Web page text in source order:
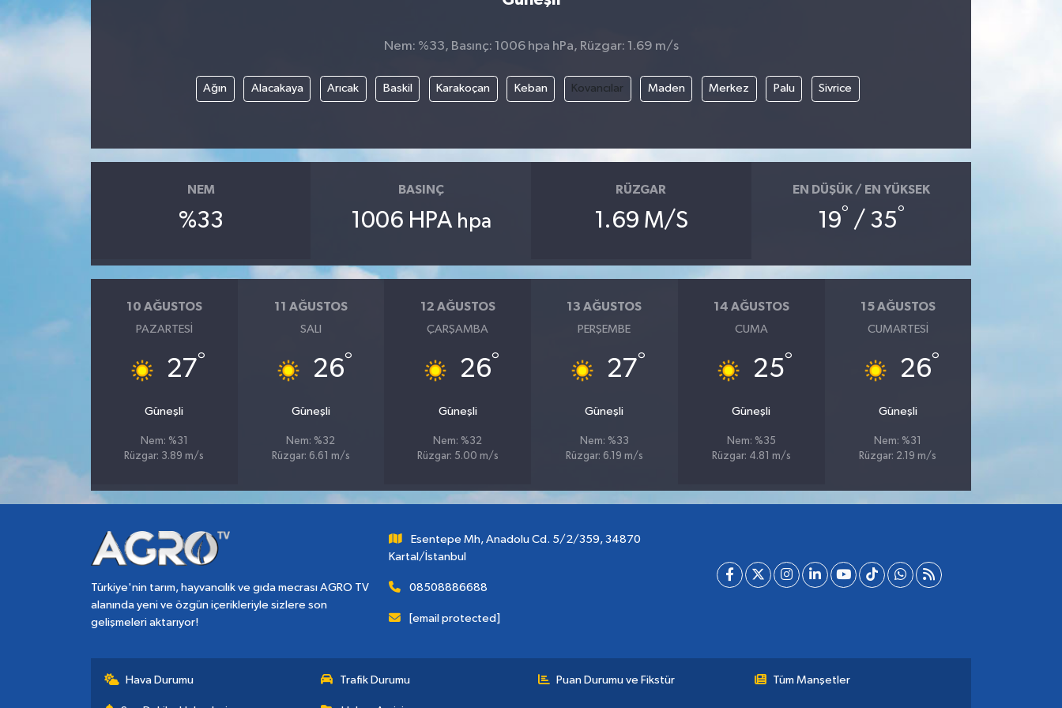
Nem: %33, Basınç: 1006 hpa hPa, Rüzgar: 1.69 m/s
Ağın Alacakaya Arıcak Baskil Karakoçan Keban Kovancılar Maden Merkez Palu Sivrice
NEM
%33
BASINÇ
1006 HPA hpa
RÜZGAR
1.69 M/S
EN DÜŞÜK / EN YÜKSEK
19° / 35°
10 AĞUSTOS
PAZARTESI
27°
Güneşli
Nem: %31
Rüzgar: 3.89 m/s
11 AĞUSTOS
SALI
26°
Güneşli
Nem: %32
Rüzgar: 6.61 m/s
12 AĞUSTOS
ÇARŞAMBA
26°
Güneşli
Nem: %32
Rüzgar: 5.00 m/s
13 AĞUSTOS
PERŞEMBE
27°
Güneşli
Nem: %33
Rüzgar: 6.19 m/s
14 AĞUSTOS
CUMA
25°
Güneşli
Nem: %35
Rüzgar: 4.81 m/s
15 AĞUSTOS
CUMARTESI
26°
Güneşli
Nem: %31
Rüzgar: 2.19 m/s
Türkiye'nin tarım, hayvancılık ve gıda mecrası AGRO TV
alanında yeni ve özgün içerikleriyle sizlere son
gelişmeleri aktarıyor!
Esentepe Mh, Anadolu Cd. 5/2/359, 34870
Kartal/İstanbul
08508886688
[email protected]
Hava Durumu Trafik Durumu Puan Durumu ve Fikstür Tüm Manşetler